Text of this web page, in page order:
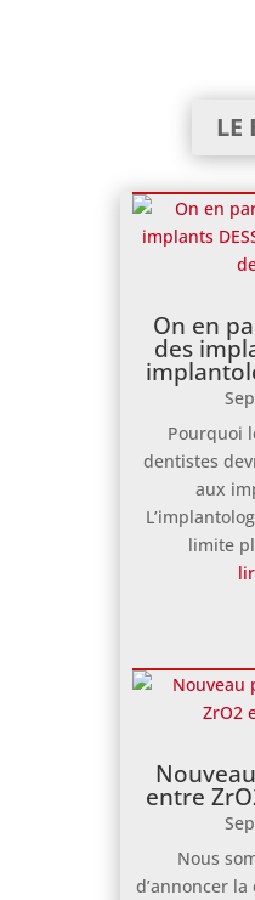
LE
On en
des
Pourquoi
dentistes
aux
limite
entre
Nous
d’annoncer